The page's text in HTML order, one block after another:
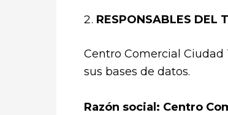
RESPONSABLES DEL
Centro Comercial
sus bases de datos.
Razón social: Centro